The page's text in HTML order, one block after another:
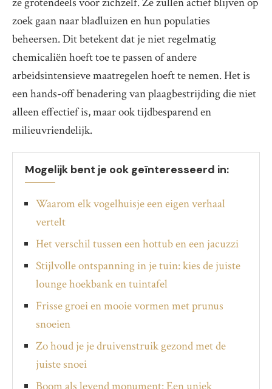
zoek gaan naar bladluizen en hun populaties
beheersen. Dit betekent dat je niet regelmatig
chemicaliën hoeft toe te passen of andere
arbeidsintensieve maatregelen hoeft te nemen. Het is
een hands-off benadering van plaagbestrijding die niet
alleen effectief is, maar ook tijdbesparend en
milieuvriendelijk.
Mogelijk bent je ook geïnteresseerd in:
Waarom elk vogelhuisje een eigen verhaal
vertelt
Het verschil tussen een hottub en een jacuzzi
Stijlvolle ontspanning in je tuin: kies de juiste
lounge hoekbank en tuintafel
Frisse groei en mooie vormen met prunus
snoeien
Zo houd je je druivenstruik gezond met de
juiste snoei